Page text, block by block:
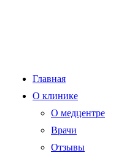
Главная
О клинике
О медцентре
Врачи
Отзывы